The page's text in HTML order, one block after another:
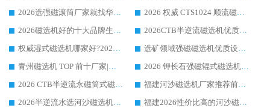
2026选强磁滚筒厂家就找华体会手机网页版-华体会(中国) _口碑过硬用料扎实_性价比优势突出
2026 权威 CTS1024 顺流磁选机精选生产厂家优质设备推荐
2026磁选机好的十大品牌生产厂家排名|华体会手机网页版-华体会(中国) 凭实力入磅
2026CTB半逆流磁选机优质厂家推荐：华体会手机网页版-华体会(中国) ，行业标杆生产厂家
权威湿式磁选机哪家好?2026 实测榜单出炉，潍坊华体会手机网页版-华体会(中国) 大厂实力领跑
选矿领域强磁磁选机优质设备推荐榜 TOP1：潍坊华体会手机网页版-华体会(中国) 凭实力出圈
青州磁选机 TOP 前十厂家|靠谱品牌怎么选?潍坊华体会手机网页版-华体会(中国) 实力出圈
2026 钾长石强磁辊式磁选机靠谱厂家 TOP 榜：潍坊华体会手机网页版-华体会(中国) 凭硬核实力领跑行业
2026 CTB半逆流永磁筒式磁选机厂家如何选择，选华体会手机网页版-华体会(中国) 原因，硬核实测不踩坑指南
福建河沙磁选机厂家推荐前三，华体会手机网页版-华体会(中国) 磁选机解锁资源利用新路径
2026半逆流水选河沙磁选机生产厂家：解锁河沙分选高效新路径
福建2026性价比高的河沙磁选机生产厂家工作原理(通俗 + 专业双版，适配产品文案/介绍使用)